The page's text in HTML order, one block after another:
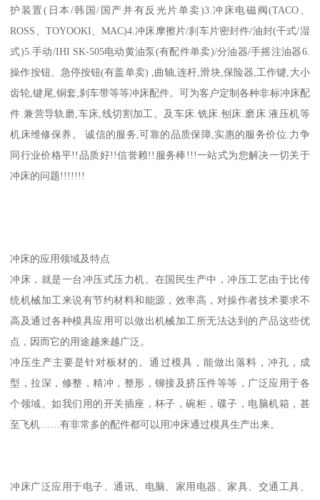
护装置(日本/韩国/国产并有反光片单卖)3.冲床电磁阀(TACO、
ROSS、TOYOOKI、MAC)4.冲床摩擦片/刹车片密封件/油封(干式/湿
式)5.手动/IHI SK-505电动黄油泵(有配件单卖)/分油器/手摇注油器6.
操作按钮、急停按钮(有盖单卖) ,曲轴,连杆,滑块,保险器,工作键,大小
齿轮,键尾,铜套,刹车带等等冲床配件。可为客户定制各种非标冲床配
件.兼营导轨磨,车床,线切割加工。及车床.铣床.刨床.磨床.液压机等
机床维修保养。 诚信的服务,可靠的品质保障,实惠的服务价位.力争
同行业价格平!!品质好!!信誉赖!!服务棒!!!一站式为您解决一切关于
冲床的问题!!!!!!!
冲床的应用领域及特点
冲床，就是一台冲压式压力机。在国民生产中，冲压工艺由于比传
统机械加工来说有节约材料和能源，效率高，对操作者技术要求不
高及通过各种模具应用可以做出机械加工所无法达到的产品这些优
点，因而它的用途越来越广泛。
冲压生产主要是针对板材的。通过模具，能做出落料，冲孔，成
型，拉深，修整，精冲，整形，铆接及挤压件等等，广泛应用于各
个领域。如我们用的开关插座，杯子，碗柜，碟子，电脑机箱，甚
至飞机……有非常多的配件都可以用冲床通过模具生产出来。
冲床广泛应用于电子、通讯、电脑、家用电器、家具、交通工具、